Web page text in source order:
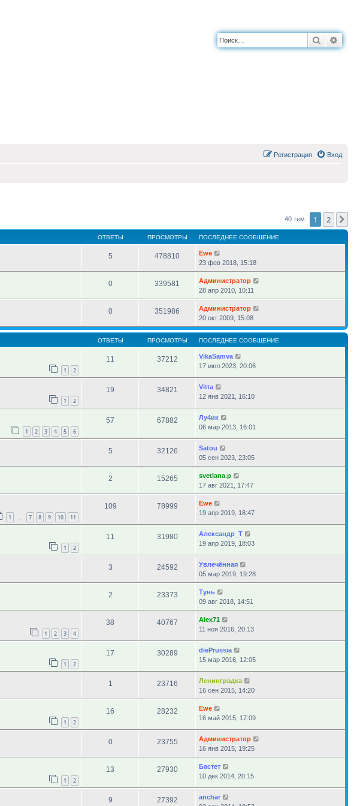
Поиск
Вход
Регистрация
40 тем 1 2
ОТВЕТЫ ПРОСМОТРЫ ПОСЛЕДНЕЕ СООБЩЕНИЕ
5 478810
Ewe
23 фев 2018, 15:18
0 339581
Администратор
28 апр 2010, 10:11
0 351986
Администратор
20 окт 2009, 15:08
ОТВЕТЫ ПРОСМОТРЫ ПОСЛЕДНЕЕ СООБЩЕНИЕ
1 2
11 37212
VikaSamva
17 июл 2023, 20:06
1 2
19 34821
Vitta
12 янв 2021, 16:10
1 2 3 4 5 6
57 67882
Лу4ик
06 мар 2013, 16:01
5 32126
Satou
05 сен 2023, 23:05
2 15265
svetlana.p
17 авг 2021, 17:47
1 … 7 8 9 10 11
109 78999
Ewe
19 апр 2019, 18:47
1 2
11 31980
Александр_Т
19 апр 2019, 18:03
3 24592
Увлечённая
05 мар 2019, 19:28
2 23373
Тунь
09 авг 2018, 14:51
1 2 3 4
38 40767
Alex71
11 ноя 2016, 20:13
1 2
17 30289
diePrussia
15 мар 2016, 12:05
1 23716
Ленинградка
16 сен 2015, 14:20
1 2
16 28232
Ewe
16 май 2015, 17:09
0 23755
Администратор
16 янв 2015, 19:25
1 2
13 27930
Бастет
10 дек 2014, 20:15
9 27392
anchar